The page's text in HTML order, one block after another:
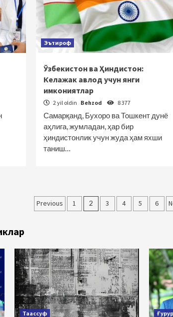
Эътироф
Ўзбекистон ва Ҳиндистон:
Келажак авлод учун янги
имкониятлар
2 yil oldin Behzod 8 377
Самарқанд, Бухоро ва Тошкент дунё
аҳлига, жумладан, ҳар бир
ҳиндистонлик учун жуда ҳам яхши
таниш…
Maqolalar
Previous 1 2 3 4 5 6
Таассуф Ғурур